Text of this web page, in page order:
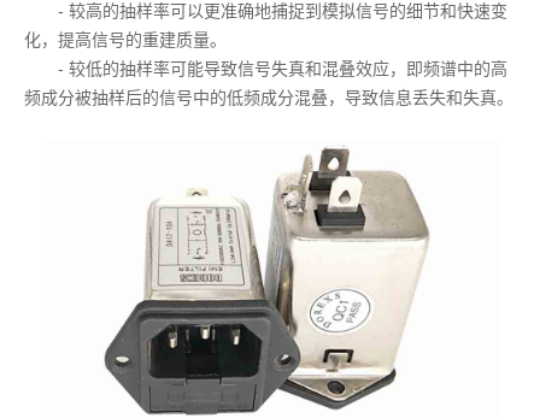
- 较高的抽样率可以更准确地捕捉到模拟信号的细节和快速变
化，提高信号的重建质量。
- 较低的抽样率可能导致信号失真和混叠效应，即频谱中的高
频成分被抽样后的信号中的低频成分混叠，导致信息丢失和失真。